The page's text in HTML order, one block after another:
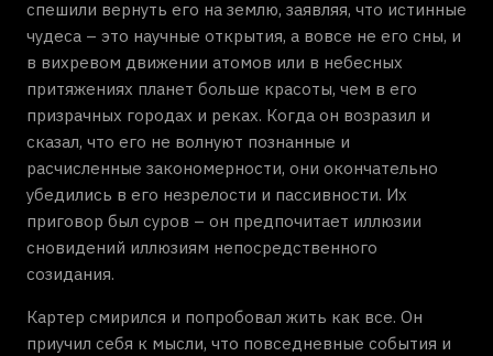
спешили вернуть его на землю, заявляя, что истинные
чудеса – это научные открытия, а вовсе не его сны, и
в вихревом движении атомов или в небесных
притяжениях планет больше красоты, чем в его
призрачных городах и реках. Когда он возразил и
сказал, что его не волнуют познанные и
расчисленные закономерности, они окончательно
убедились в его незрелости и пассивности. Их
приговор был суров – он предпочитает иллюзии
сновидений иллюзиям непосредственного
созидания.
Картер смирился и попробовал жить как все. Он
приучил себя к мысли, что повседневные события и